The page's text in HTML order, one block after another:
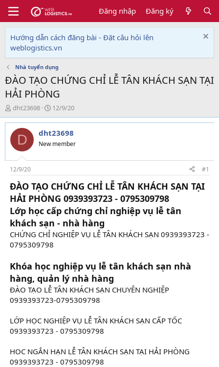
Đăng nhập Đăng ký
Hướng dẫn cách đăng bài - Đặt câu hỏi lên
weblogistics.vn
Nhà tuyển dụng
ĐÀO TẠO CHỨNG CHỈ LỄ TÂN KHÁCH SẠN TẠI
HẢI PHÒNG
T
h
r
e
d
s
t
a
r
t
e
r
dht23698
N
g
à
y
g
i
12/9/20
D dht23698
New member
12/9/20 #1
ĐÀO TẠO CHỨNG CHỈ LỄ TÂN KHÁCH SẠN TẠI
HẢI PHÒNG 0939393723 - 0795309798
Lớp học cấp chứng chỉ nghiệp vụ lễ tân
khách sạn - nhà hàng
CHỨNG CHỈ NGHIỆP VỤ LỄ TÂN KHÁCH SẠN 0939393723 -
0795309798
Khóa học nghiệp vụ lễ tân khách sạn nhà
hàng, quản lý nhà hàng
ĐÀO TẠO LỄ TÂN KHÁCH SẠN CHUYÊN NGHIỆP
0939393723-0795309798
LỚP HỌC NGHIỆP VỤ LỄ TÂN KHÁCH SẠN CẤP TỐC
0939393723 - 0795309798
HOC NGẮN HẠN LỄ TÂN KHÁCH SẠN TẠI HẢI PHÒNG
0939393723 - 0795309798